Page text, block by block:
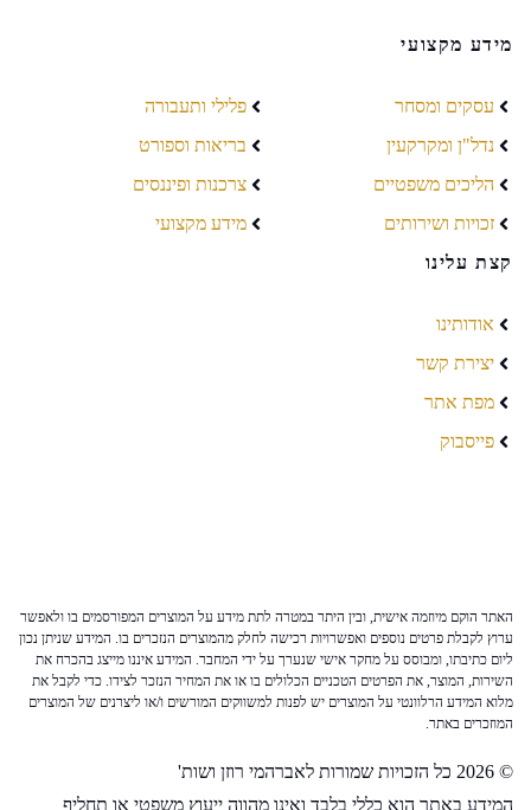
מידע מקצועי
עסקים ומסחר
נדל"ן ומקרקעין
הליכים משפטיים
זכויות ושירותים
פלילי ותעבורה
בריאות וספורט
צרכנות ופיננסים
מידע מקצועי
קצת עלינו
אודותינו
יצירת קשר
מפת אתר
פייסבוק
האתר הוקם מיוזמה אישית, ובין היתר במטרה לתת מידע על המוצרים המפורסמים בו ולאפשר
ערוץ לקבלת פרטים נוספים ואפשרויות רכישה לחלק מהמוצרים הנזכרים בו. המידע שניתן נכון
ליום כתיבתו, ומבוסס על מחקר אישי שנערך על ידי המחבר. המידע איננו מייצג בהכרח את
השירות, המוצר, את הפרטים הטכניים הכלולים בו או את המחיר הנזכר לצידו. כדי לקבל את
מלוא המידע הרלוונטי על המוצרים יש לפנות למשווקים המורשים ו/או ליצרנים של המוצרים
המוזכרים באתר.
© 2026 כל הזכויות שמורות לאברהמי רוזן ושות'
המידע באתר הוא כללי בלבד ואינו מהווה ייעוץ משפטי או תחליף